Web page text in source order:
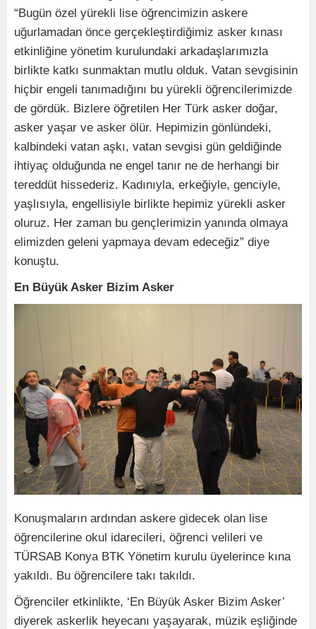
“Bugün özel yürekli lise öğrencimizin askere
uğurlamadan önce gerçekleştirdiğimiz asker kınası
etkinliğine yönetim kurulundaki arkadaşlarımızla
birlikte katkı sunmaktan mutlu olduk. Vatan sevgisinin
hiçbir engeli tanımadığını bu yürekli öğrencilerimizde
de gördük. Bizlere öğretilen Her Türk asker doğar,
asker yaşar ve asker ölür. Hepimizin gönlündeki,
kalbindeki vatan aşkı, vatan sevgisi gün geldiğinde
ihtiyaç olduğunda ne engel tanır ne de herhangi bir
tereddüt hissederiz. Kadınıyla, erkeğiyle, genciyle,
yaşlısıyla, engellisiyle birlikte hepimiz yürekli asker
oluruz. Her zaman bu gençlerimizin yanında olmaya
elimizden geleni yapmaya devam edeceğiz” diye
konuştu.
En Büyük Asker Bizim Asker
Konuşmaların ardından askere gidecek olan lise
öğrencilerine okul idarecileri, öğrenci velileri ve
TÜRSAB Konya BTK Yönetim kurulu üyelerince kına
yakıldı. Bu öğrencilere takı takıldı.
Öğrenciler etkinlikte, ‘En Büyük Asker Bizim Asker’
diyerek askerlik heyecanı yaşayarak, müzik eşliğinde